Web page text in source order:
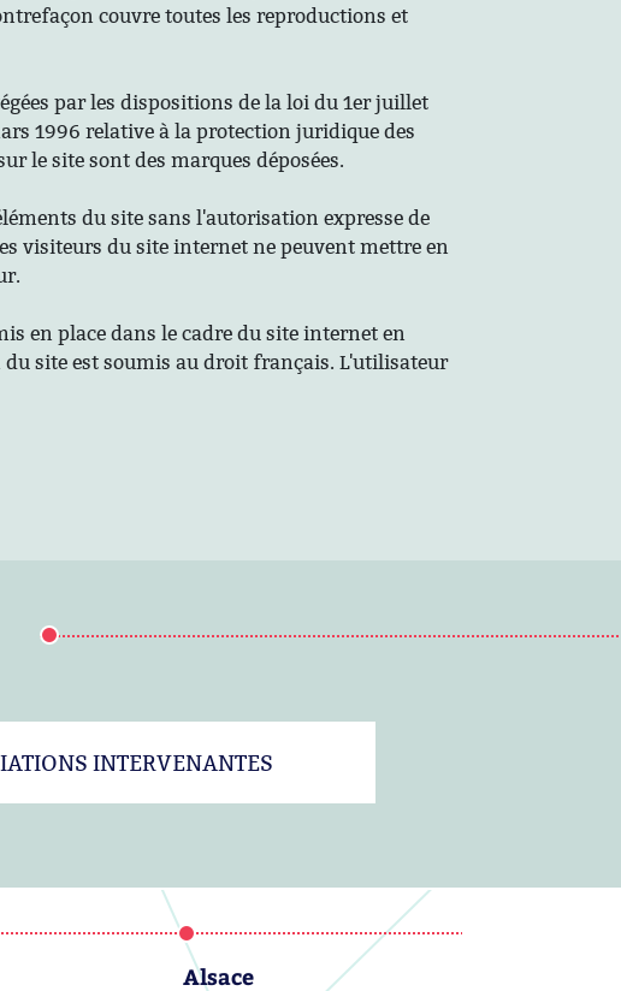
couvre toutes les reproductions et
par les dispositions de la loi du 1er juillet
1996 relative à la protection juridique des
le site sont des marques déposées.
du site sans l'autorisation expresse de
visiteurs du site internet ne peuvent mettre en
en place dans le cadre du site internet en
site est soumis au droit français. L'utilisateur
INTERVENANTES
Alsace